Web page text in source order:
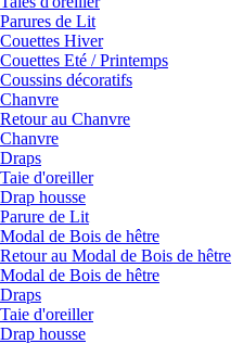
Parures de Lit
Couettes Hiver
Couettes Eté / Printemps
Coussins décoratifs
Chanvre
Retour au Chanvre
Chanvre
Draps
Taie d'oreiller
Drap housse
Parure de Lit
Modal de Bois de hêtre
Retour au Modal de Bois de hêtre
Modal de Bois de hêtre
Draps
Taie d'oreiller
Drap housse